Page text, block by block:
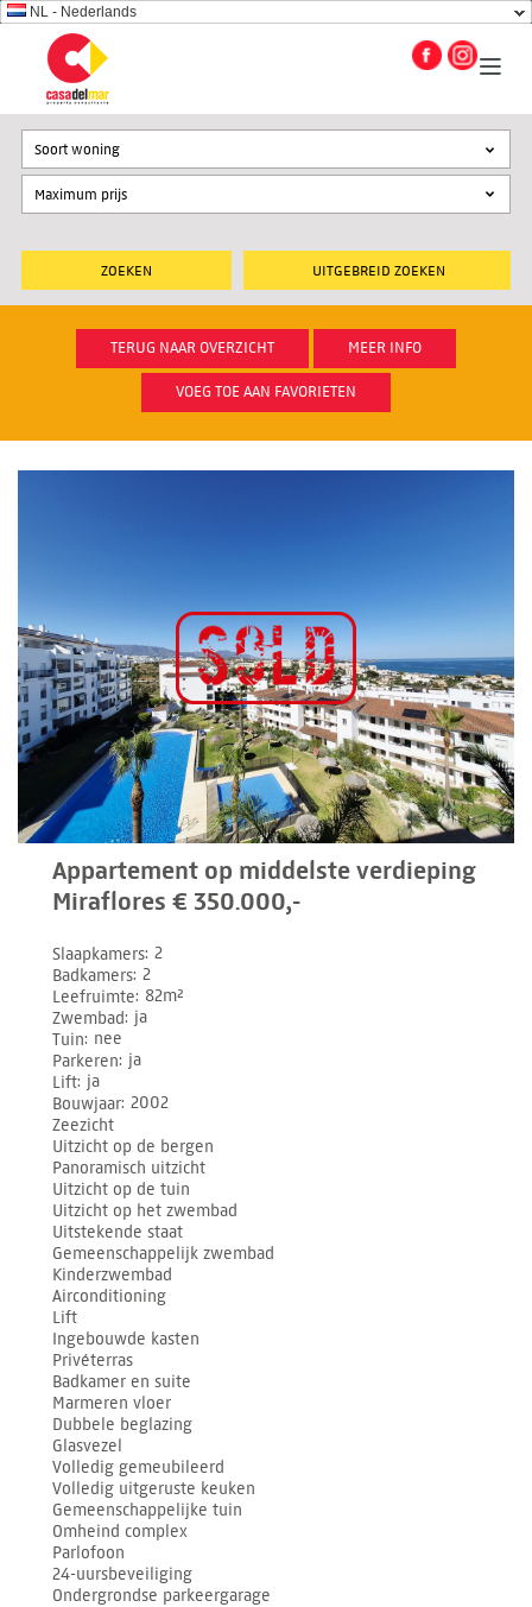
NL - Nederlands
UITGEBREID ZOEKEN
Soort woning
TERUG NAAR OVERZICHT MEER INFO
VOEG TOE AAN FAVORIETEN
Appartement op middelste verdieping
Miraflores € 350.000,-
Slaapkamers 2
Badkamers 2
Leefruimte 82m²
Zwembad ja
Tuin nee
Parkeren ja
Lift ja
Bouwjaar 2002
Zeezicht
Uitzicht op de bergen
Panoramisch uitzicht
Uitzicht op de tuin
Uitzicht op het zwembad
Uitstekende staat
Gemeenschappelijk zwembad
Kinderzwembad
Airconditioning
Lift
Ingebouwde kasten
Privéterras
Badkamer en suite
Marmeren vloer
Dubbele beglazing
Glasvezel
Volledig gemeubileerd
Volledig uitgeruste keuken
Gemeenschappelijke tuin
Omheind complex
Parlofoon
24-uursbeveiliging
Ondergrondse parkeergarage